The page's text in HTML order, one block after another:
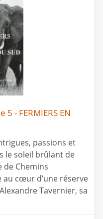
- FERMIERS EN
passions et
le soleil brûlant de
de Chemins
au cœur d’une réserve
Tavernier, sa